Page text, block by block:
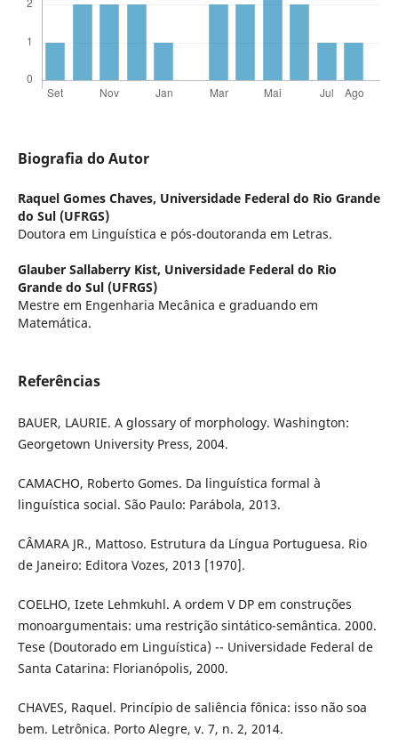
Biografia do Autor
Raquel Gomes Chaves, Universidade Federal do Rio Grande
do Sul (UFRGS)
Doutora em Linguística e pós-doutoranda em Letras.
Glauber Sallaberry Kist, Universidade Federal do Rio
Grande do Sul (UFRGS)
Mestre em Engenharia Mecânica e graduando em
Matemática.
Referências
BAUER, LAURIE. A glossary of morphology. Washington:
Georgetown University Press, 2004.
CAMACHO, Roberto Gomes. Da linguística formal à
linguística social. São Paulo: Parábola, 2013.
CÂMARA JR., Mattoso. Estrutura da Língua Portuguesa. Rio
de Janeiro: Editora Vozes, 2013 [1970].
COELHO, Izete Lehmkuhl. A ordem V DP em construções
monoargumentais: uma restrição sintático-semântica. 2000.
Tese (Doutorado em Linguística) -- Universidade Federal de
Santa Catarina: Florianópolis, 2000.
CHAVES, Raquel. Princípio de saliência fônica: isso não soa
bem. Letrônica. Porto Alegre, v. 7, n. 2, 2014.